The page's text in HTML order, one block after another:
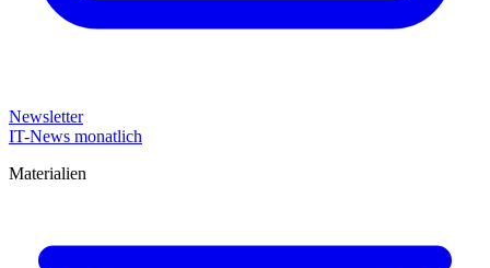
Newsletter
IT-News monatlich
Materialien